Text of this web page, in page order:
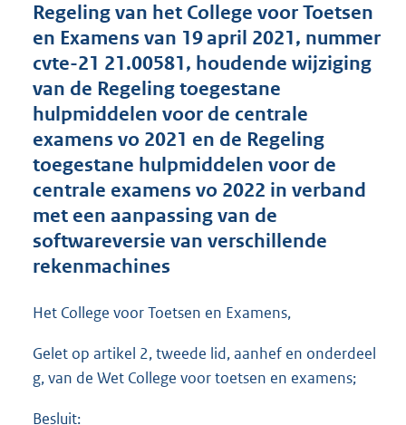
d
s
g
o
o
e
:
1
5
Regeling van het College voor Toetsen
en Examens van 19 april 2021, nummer
cvte-21 21.00581, houdende wijziging
van de Regeling toegestane
hulpmiddelen voor de centrale
examens vo 2021 en de Regeling
toegestane hulpmiddelen voor de
centrale examens vo 2022 in verband
met een aanpassing van de
softwareversie van verschillende
rekenmachines
Het College voor Toetsen en Examens,
Gelet op artikel 2, tweede lid, aanhef en onderdeel
g, van de Wet College voor toetsen en examens;
Besluit: